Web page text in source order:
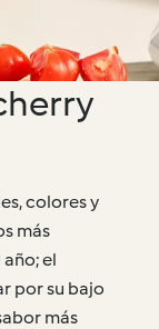
colores y
más
el
por su bajo
más